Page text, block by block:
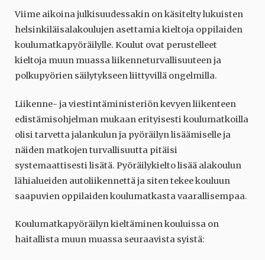
Viime aikoina julkisuudessakin on käsitelty lukuisten
helsinkiläisalakoulujen asettamia kieltoja oppilaiden
koulumatkapyöräilylle. Koulut ovat perustelleet
kieltoja muun muassa liikenneturvallisuuteen ja
polkupyörien säilytykseen liittyvillä ongelmilla.
Liikenne- ja viestintäministeriön kevyen liikenteen
edistämisohjelman mukaan erityisesti koulumatkoilla
olisi tarvetta jalankulun ja pyöräilyn lisäämiselle ja
näiden matkojen turvallisuutta pitäisi
systemaattisesti lisätä. Pyöräilykielto lisää alakoulun
lähialueiden autoliikennettä ja siten tekee kouluun
saapuvien oppilaiden koulumatkasta vaarallisempaa.
Koulumatkapyöräilyn kieltäminen kouluissa on
haitallista muun muassa seuraavista syistä: